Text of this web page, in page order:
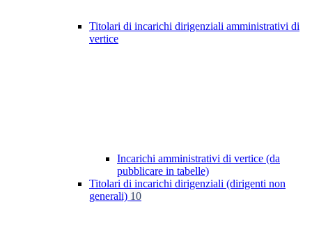
Titolari di incarichi dirigenziali amministrativi di
vertice
Incarichi amministrativi di vertice (da
pubblicare in tabelle)
Titolari di incarichi dirigenziali (dirigenti non
generali) 10